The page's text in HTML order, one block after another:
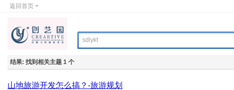
返回首页
结果: 找到相关主题 1 个
山地旅游开发怎么搞？-旅游规划